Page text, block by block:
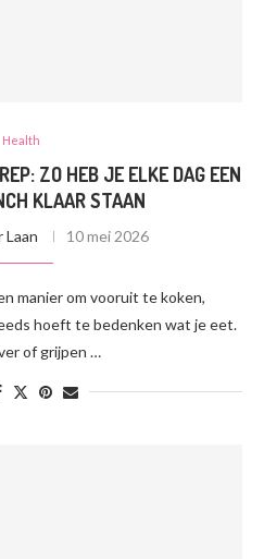
Health
ZO HEB JE ELKE DAG EEN
KLAAR STAAN
Laan 10 mei 2026
manier om vooruit te koken,
hoeft te bedenken wat je eet.
of grijpen …